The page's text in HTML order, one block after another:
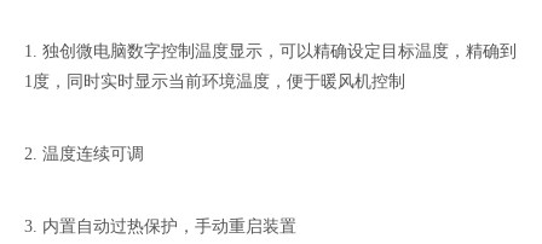
1. 独创微电脑数字控制温度显示，可以精确设定目标温度，精确到
1度，同时实时显示当前环境温度，便于暖风机控制
2. 温度连续可调
3. 内置自动过热保护，手动重启装置